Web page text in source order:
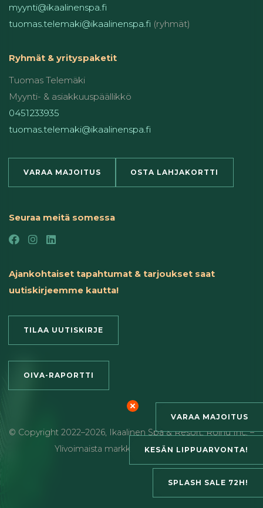
VARAA MAJOITUS
KESÄN LIPPUARVONTA!
SPLASH SALE 72H!
myynti@ikaalinenspa.fi
tuomas.telemaki@ikaalinenspa.fi (ryhmät)
Ryhmät & yrityspaketit
Tuomas Telemäki
Myynti- & asiakkuuspäällikkö
0451233935
tuomas.telemaki@ikaalinenspa.fi
VARAA MAJOITUS OSTA LAHJAKORTTI
Seuraa meitä somessa
Ajankohtaiset tapahtumat & tarjoukset saat
uutiskirjeemme kautta!
TILAA UUTISKIRJE
OIVA-RAPORTTI
© Copyright 2022–2026, Ikaalinen Spa & Resort,Roihu Inc. –
Ylivoimaista markkinointia ja viestintää